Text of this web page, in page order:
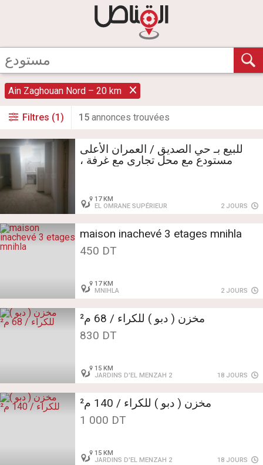
Ain Zaghouan Nord – 20 km
Filtres (1) 15 annonces trouvées
للبيع بـ حي الصديق / العمران الأعلى
مستودع مع محل تجاري مع غرفة ،
17 KM
EL OMRANE SUPÉRIEUR
2 JOURS
maison inachevé 3 etages mnihla
450 DT
17 KM
MNIHLA
2 JOURS
مخزن ( دبو ) للكراء / 68 م²
830 DT
15 KM
JARDINS D'EL MENZAH 2
18 JOURS
مخزن ( دبو ) للكراء / 140 م²
1 000 DT
15 KM
JARDINS D'EL MENZAH 2
18 JOURS